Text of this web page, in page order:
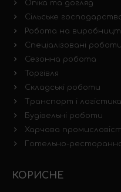
Опіка та догляд
Сільське
Робота на
Спеціалізовані роботи
Сезонна робота
Торгівля
Складські роботи
Транспорт і логістика
Будівельні роботи
Харчова
Готельно-
КОРИСНЕ